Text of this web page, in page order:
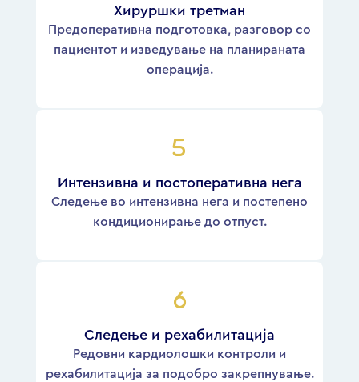
Хируршки третман
Предоперативна подготовка, разговор со
пациентот и изведување на планираната
операција.
Интензивна и постоперативна нега
Следење во интензивна нега и постепено
кондиционирање до отпуст.
Следење и рехабилитација
Редовни кардиолошки контроли и
рехабилитација за подобро закрепнување.